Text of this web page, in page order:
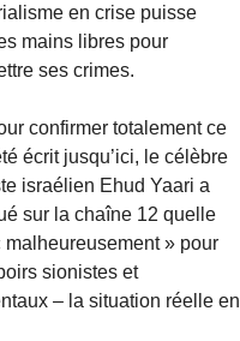
en crise puisse
mains libres pour
ses crimes.
confirmer totalement ce
écrit jusqu’ici, le célèbre
israélien Ehud Yaari a
sur la chaîne 12 quelle
malheureusement » pour
sionistes et
– la situation réelle en